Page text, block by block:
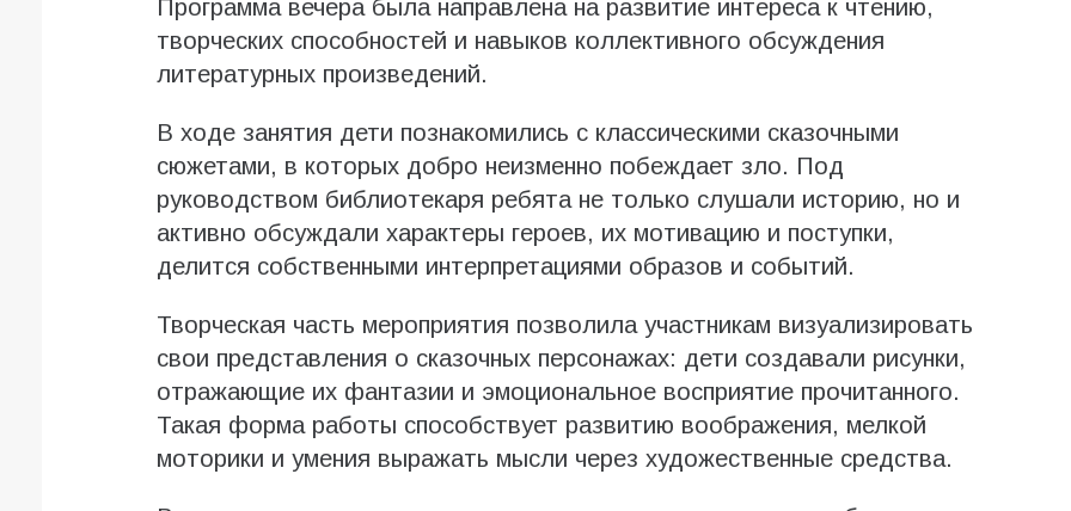
Программа вечера была направлена на развитие интереса к чтению,
творческих способностей и навыков коллективного обсуждения
литературных произведений.
В ходе занятия дети познакомились с классическими сказочными
сюжетами, в которых добро неизменно побеждает зло. Под
руководством библиотекаря ребята не только слушали историю, но и
активно обсуждали характеры героев, их мотивацию и поступки,
делится собственными интерпретациями образов и событий.
Творческая часть мероприятия позволила участникам визуализировать
свои представления о сказочных персонажах: дети создавали рисунки,
отражающие их фантазии и эмоциональное восприятие прочитанного.
Такая форма работы способствует развитию воображения, мелкой
моторики и умения выражать мысли через художественные средства.